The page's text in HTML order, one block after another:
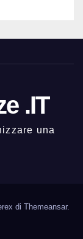
.IT
una
di Themeansar.